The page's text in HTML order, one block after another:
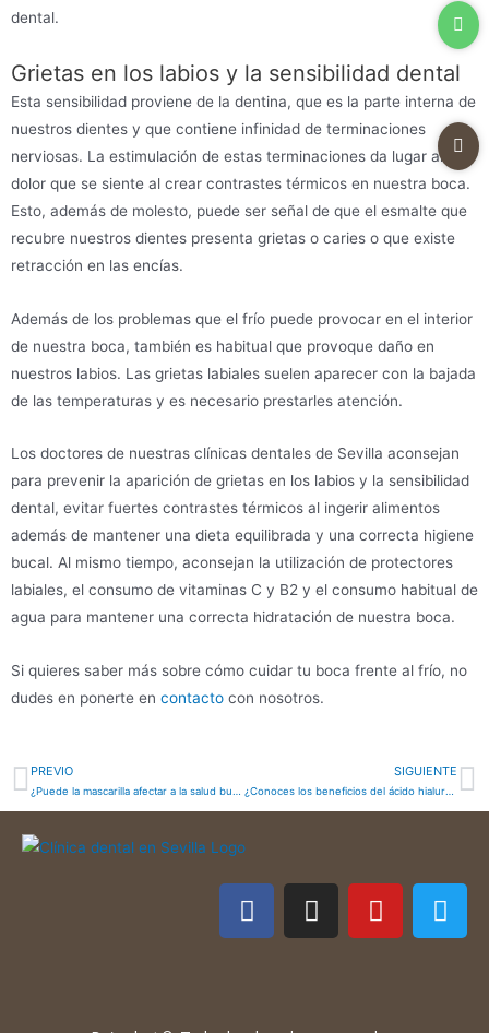
dental.
Grietas en los labios y la sensibilidad dental
Esta sensibilidad proviene de la dentina, que es la parte interna de
nuestros dientes y que contiene infinidad de terminaciones
nerviosas. La estimulación de estas terminaciones da lugar al
dolor que se siente al crear contrastes térmicos en nuestra boca.
Esto, además de molesto, puede ser señal de que el esmalte que
recubre nuestros dientes presenta grietas o caries o que existe
retracción en las encías.
Además de los problemas que el frío puede provocar en el interior
de nuestra boca, también es habitual que provoque daño en
nuestros labios. Las grietas labiales suelen aparecer con la bajada
de las temperaturas y es necesario prestarles atención.
Los doctores de nuestras clínicas dentales de Sevilla aconsejan
para prevenir la aparición de grietas en los labios y la sensibilidad
dental, evitar fuertes contrastes térmicos al ingerir alimentos
además de mantener una dieta equilibrada y una correcta higiene
bucal. Al mismo tiempo, aconsejan la utilización de protectores
labiales, el consumo de vitaminas C y B2 y el consumo habitual de
agua para mantener una correcta hidratación de nuestra boca.
Si quieres saber más sobre cómo cuidar tu boca frente al frío, no
dudes en ponerte en contacto con nosotros.
PREVIO
¿Puede la mascarilla afectar a la salud bucodental?
SIGUIENTE
¿Conoces los beneficios del ácido hialurónico?